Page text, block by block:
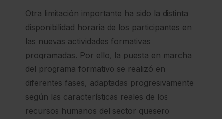
Otra limitación importante ha sido la distinta
disponibilidad horaria de los participantes en
las nuevas actividades formativas
programadas. Por ello, la puesta en marcha
del programa formativo se realizó en
diferentes fases, adaptadas progresivamente
según las características reales de los
recursos humanos del sector quesero